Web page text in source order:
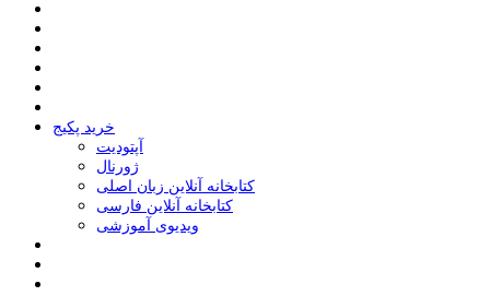
خرید پکیج
ﺁﭘﺘﻮﺩﯾﺖ
ﮊﻭﺭﻧﺎﻝ
کتابخانه آنلاین زبان اصلی
کتابخانه آنلاین فارسی
ویدیوی آموزشی